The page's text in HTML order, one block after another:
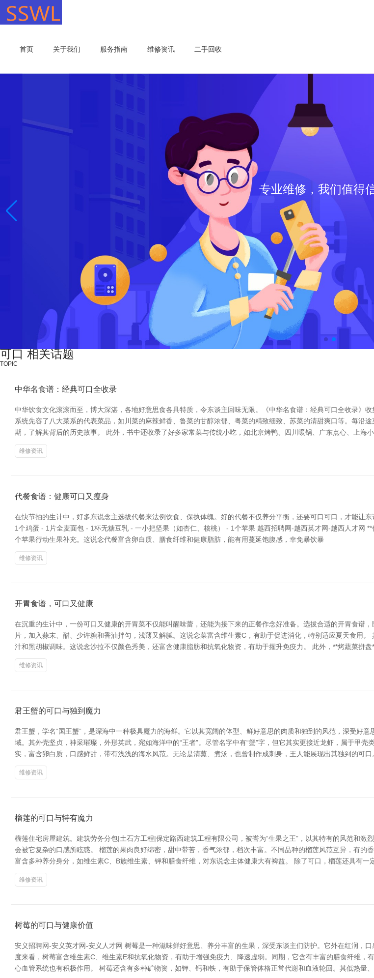
首页 关于我们 服务指南 维修资讯 二手回收
专业维修，我们值得
可口 相关话题
TOPIC
中华名食谱：经典可口全收录
中华饮食文化滚滚而至，博大深湛，各地好意思食各具特质，令东谈主回味无限。《中华名食谱：经典可口全收录》
系统先容了八大菜系的代表菜品，如川菜的麻辣鲜香、鲁菜的甘醇浓郁、粤菜的精致细致、苏菜的清甜爽口等。每沿
期，了解其背后的历史故事。 此外，书中还收录了好多家常菜与传统小吃，如北京烤鸭、四川暖锅、广东点心、上海
维修资讯
代餐食谱：健康可口又瘦身
在快节拍的生计中，好多东说念主选拔代餐来法例饮食、保执体魄。好的代餐不仅养分平衡，还要可口可口，才能让
1个鸡蛋 - 1片全麦面包 - 1杯无糖豆乳 - 一小把坚果（如杏仁、核桃） - 1个苹果 越西招聘网-越西英才网-越西人才网
个苹果行动生果补充。这说念代餐富含卵白质、膳食纤维和健康脂肪，能有用蔓延饱腹感，幸免暴饮暴
维修资讯
开胃食谱，可口又健康
在沉重的生计中，一份可口又健康的开胃菜不仅能叫醒味蕾，还能为接下来的正餐作念好准备。选拔合适的开胃食谱
片，加入蒜末、醋、少许糖和香油拌匀，浅薄又解腻。这说念菜富含维生素C，有助于促进消化，特别适应夏天食用
汁和黑胡椒调味。这说念沙拉不仅颜色秀美，还富含健康脂肪和抗氧化物资，有助于擢升免疫力。 此外，**烤蔬菜拼盘
维修资讯
君王蟹的可口与独到魔力
君王蟹，学名“国王蟹”，是深海中一种极具魔力的海鲜。它以其宽阔的体型、鲜好意思的肉质和独到的风范，深受好
域。其外壳坚贞，神采璀璨，外形英武，宛如海洋中的“王者”。尽管名字中有“蟹”字，但它其实更接近龙虾，属于甲
实，富含卵白质，口感鲜甜，带有浅浅的海水风范。无论是清蒸、煮汤，也曾制作成刺身，王人能展现出其独到的可
维修资讯
榴莲的可口与特有魔力
榴莲住宅房屋建筑。建筑劳务分包|土石方工程|保定路西建筑工程有限公司，被誉为“生果之王”，以其特有的风范和
会被它复杂的口感所眩惑。 榴莲的果肉良好绵密，甜中带苦，香气浓郁，档次丰富。不同品种的榴莲风范互异，有
富含多种养分身分，如维生素C、B族维生素、钾和膳食纤维，对东说念主体健康大有裨益。 除了可口，榴莲还具有一
维修资讯
树莓的可口与健康价值
安义招聘网-安义英才网-安义人才网 树莓是一种滋味鲜好意思、养分丰富的生果，深受东谈主们防护。它外在红润，
度来看，树莓富含维生素C、维生素E和抗氧化物资，有助于增强免疫力、降速虚弱。同期，它含有丰富的膳食纤维
心血管系统也有积极作用。 树莓还含有多种矿物资，如钾、钙和铁，有助于保管体格正常代谢和血液轮回。其低热量